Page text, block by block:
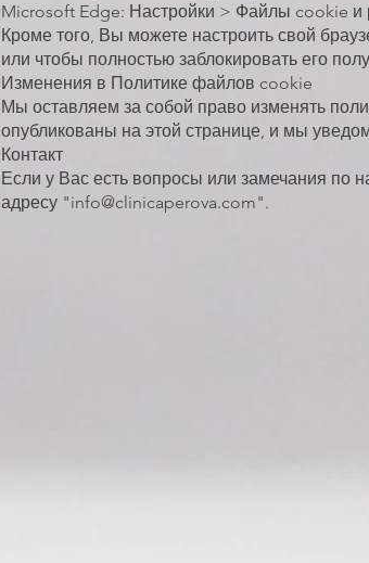
Microsoft Edge: Настройки > Файлы cookie
Кроме того, Вы можете настроить свой
или чтобы полностью заблокировать его
Изменения в Политике файлов cookie
Мы оставляем за собой право изменять
опубликованы на этой странице, и мы
Контакт
Если у Вас есть вопросы или замечания по
адресу "info@clinicaperova.com".